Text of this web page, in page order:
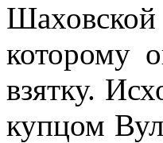
Шаховской
которому
взятку.
купцом